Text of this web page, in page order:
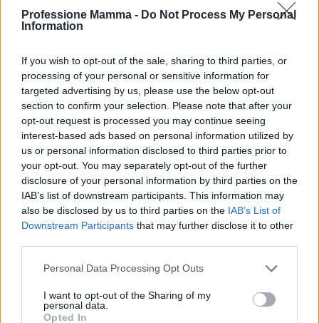
Professione Mamma - Do Not Process My Personal
Information
If you wish to opt-out of the sale, sharing to third parties, or
processing of your personal or sensitive information for
targeted advertising by us, please use the below opt-out
section to confirm your selection. Please note that after your
opt-out request is processed you may continue seeing
interest-based ads based on personal information utilized by
us or personal information disclosed to third parties prior to
your opt-out. You may separately opt-out of the further
disclosure of your personal information by third parties on the
IAB’s list of downstream participants. This information may
also be disclosed by us to third parties on the IAB’s List of
Downstream Participants that may further disclose it to other
Please note that this website/app uses one or more Google
not limited to your visit or usage behaviour. You may click to
grant or deny consent to Google and its third-party tags to
Personal Data Processing Opt Outs
I want to opt-out of the Sharing of my
personal data.
Opted In
ICA Milano presenta mostre, concerti e letture per
l’autunno 2026
Matteo Pellegrino · 6 Ago 2026